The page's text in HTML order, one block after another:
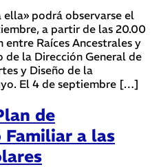
podrá observarse el
a partir de las 20.00
entre Raíces Ancestrales y
de la Dirección General de
y Diseño de la
El 4 de septiembre […]
de
a las